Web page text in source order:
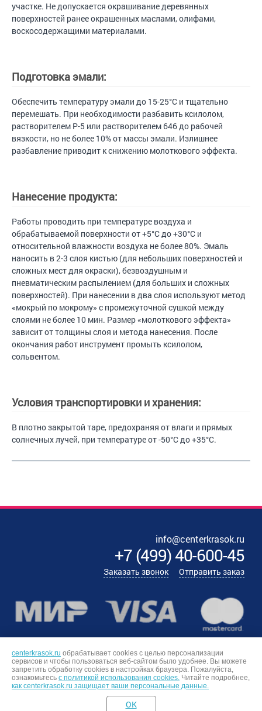
участке. Не допускается окрашивание деревянных
поверхностей ранее окрашенных маслами, олифами,
воскосодержащими материалами.
Подготовка эмали:
Обеспечить температуру эмали до 15-25°С и тщательно
перемешать. При необходимости разбавить ксилолом,
растворителем Р-5 или растворителем 646 до рабочей
вязкости, но не более 10% от массы эмали. Излишнее
разбавление приводит к снижению молоткового эффекта.
Нанесение продукта:
Работы проводить при температуре воздуха и
обрабатываемой поверхности от +5°С до +30°С и
относительной влажности воздуха не более 80%. Эмаль
наносить в 2-3 слоя кистью (для небольших поверхностей и
сложных мест для окраски), безвоздушным и
пневматическим распылением (для больших и сложных
поверхностей). При нанесении в два слоя используют метод
«мокрый по мокрому» с промежуточной сушкой между
слоями не более 10 мин. Размер «молоткового эффекта»
зависит от толщины слоя и метода нанесения. После
окончания работ инструмент промыть ксилолом,
сольвентом.
Условия транспортировки и хранения:
В плотно закрытой таре, предохраняя от влаги и прямых
солнечных лучей, при температуре от -50°C до +35°C.
info@centerkrasok.ru
+7(499)40-600-45
Заказать звонок Отправить заказ
centerkrasok.ru обрабатывает cookies с целью персонализации
сервисов и чтобы пользоваться веб-сайтом было удобнее. Вы можете
запретить обработку сookies в настройках браузера. Пожалуйста,
ознакомьтесь с политикой использования cookies. Читайте подробнее,
как centerkrasok.ru защищает ваши персональные данные.
OK